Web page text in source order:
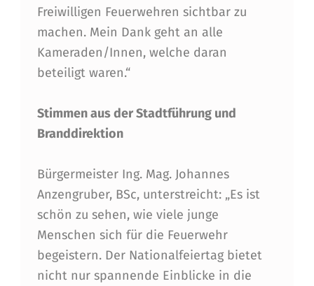
Freiwilligen Feuerwehren sichtbar zu
machen. Mein Dank geht an alle
Kameraden/Innen, welche daran
beteiligt waren.“
Stimmen aus der Stadtführung und
Branddirektion
Bürgermeister Ing. Mag. Johannes
Anzengruber, BSc, unterstreicht: „Es ist
schön zu sehen, wie viele junge
Menschen sich für die Feuerwehr
begeistern. Der Nationalfeiertag bietet
nicht nur spannende Einblicke in die